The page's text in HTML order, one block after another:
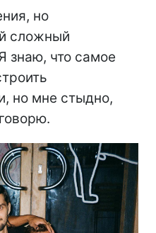
но
сложный
знаю, что самое
но мне стыдно,